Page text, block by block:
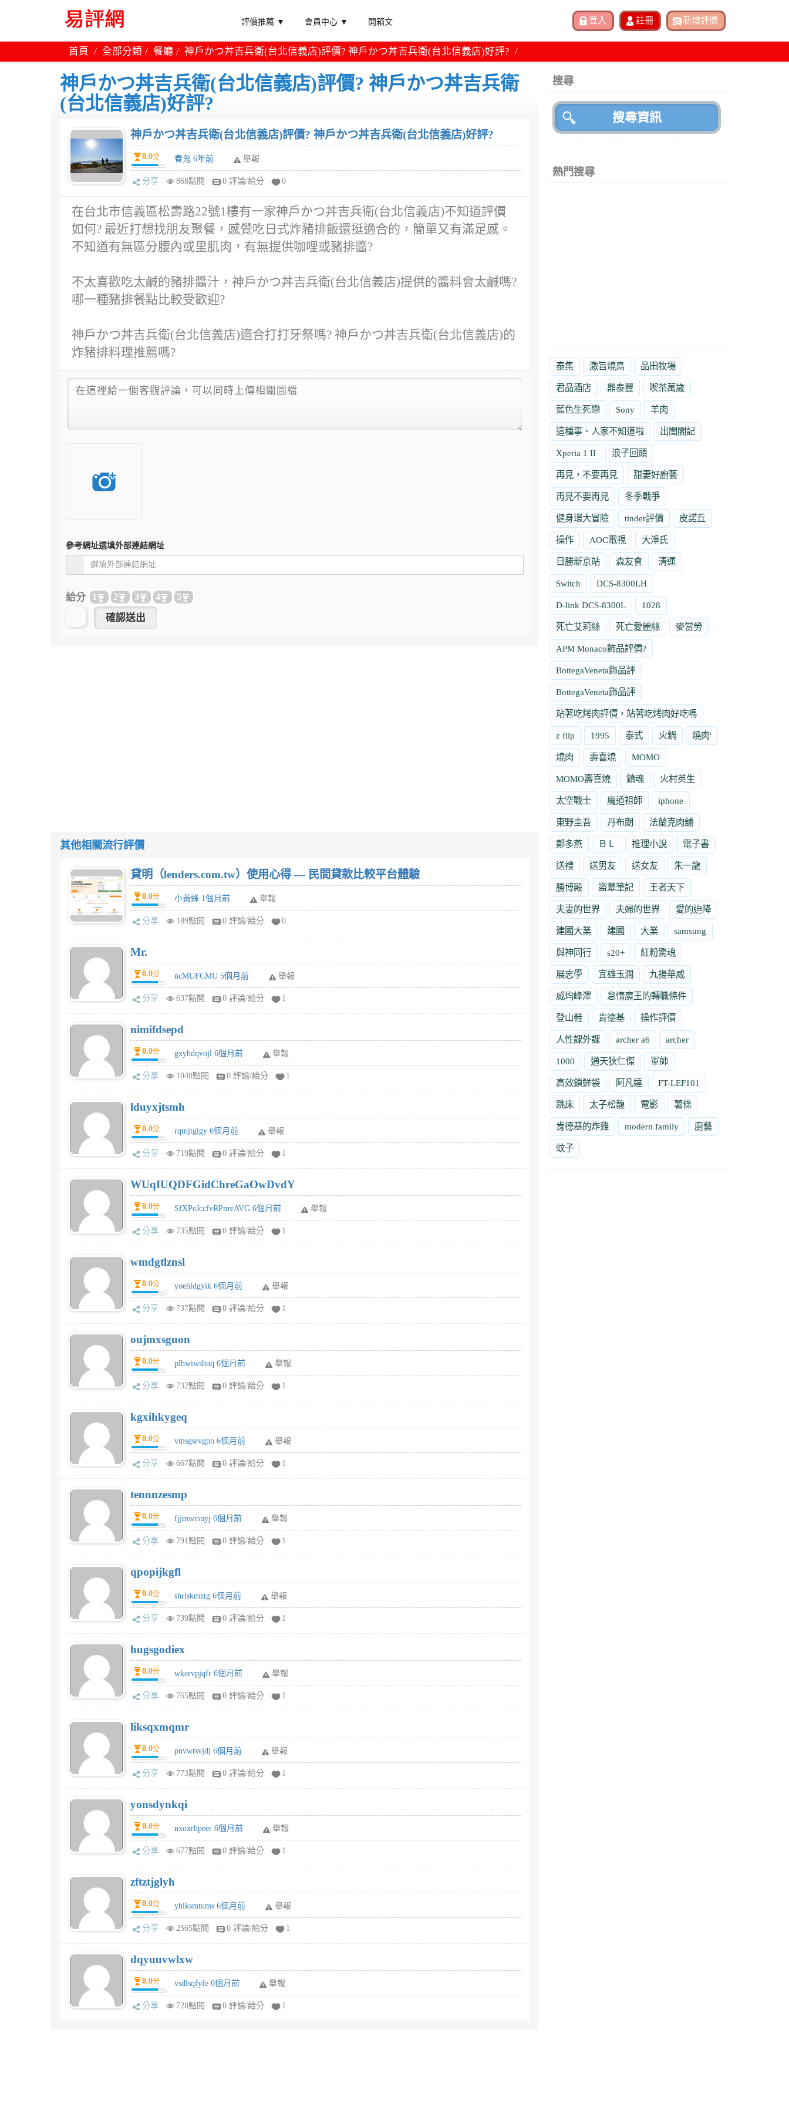
評價推薦 ▼ 會員中心 ▼ 開箱文
首頁 全部分類 餐廳 神戶かつ丼吉兵衛(台北信義店)評價? 神戶かつ丼吉兵衛(台北信義店)好評?
神戶かつ丼吉兵衛(台北信義店)評價? 神戶かつ丼吉兵衛
(台北信義店)好評?
神戶かつ丼吉兵衛(台北信義店)評價? 神戶かつ丼吉兵衛(台北信義店)好評?
0.0分 春鬼 6年前 舉報
分享 868點閱 0 評論/給分 0
在台北市信義區松壽路22號1樓有一家神戶かつ丼吉兵衛(台北信義店)不知道評價
如何? 最近打想找朋友聚餐，感覺吃日式炸豬排飯還挺適合的，簡單又有滿足感。
不知道有無區分腰內或里肌肉，有無提供咖哩或豬排醬?
不太喜歡吃太鹹的豬排醬汁，神戶かつ丼吉兵衛(台北信義店)提供的醬料會太鹹嗎?
哪一種豬排餐點比較受歡迎?
神戶かつ丼吉兵衛(台北信義店)適合打打牙祭嗎? 神戶かつ丼吉兵衛(台北信義店)的
炸豬排料理推薦嗎?
參考網址選填外部連結網址
給分 1 2 3 4 5
其他相關流行評價
貸明（lenders.com.tw）使用心得 — 民間貸款比較平台體驗
0.0分 小黃蜂 1個月前 舉報
分享 189點閱 0 評論/給分 0
Mr.
0.0分 ncMUFCMU 5個月前 舉報
分享 637點閱 0 評論/給分 1
nimifdsepd
0.0分 gxyhdqvojl 6個月前 舉報
分享 1040點閱 0 評論/給分 1
lduyxjtsmh
0.0分 rqtnjtglgy 6個月前 舉報
分享 719點閱 0 評論/給分 1
WUqIUQDFGidChreGaOwDvdY
0.0分 SfXPeJccfvRPmvAVG 6個月前 舉報
分享 735點閱 0 評論/給分 1
wmdgtlznsl
0.0分 yoehldgyik 6個月前 舉報
分享 737點閱 0 評論/給分 1
oujmxsguon
0.0分 plhwiwshuq 6個月前 舉報
分享 732點閱 0 評論/給分 1
kgxihkygeq
0.0分 vmsgsrvgpn 6個月前 舉報
分享 667點閱 0 評論/給分 1
tennnzesmp
0.0分 fjjmwrsuyj 6個月前 舉報
分享 791點閱 0 評論/給分 1
qpopijkgfl
0.0分 shrlskmztg 6個月前 舉報
分享 739點閱 0 評論/給分 1
hugsgodiex
0.0分 wkervpjqfr 6個月前 舉報
分享 765點閱 0 評論/給分 1
liksqxmqmr
0.0分 pnvwtsvjdj 6個月前 舉報
分享 773點閱 0 評論/給分 1
yonsdynkqi
0.0分 nxoxrhpeer 6個月前 舉報
分享 677點閱 0 評論/給分 1
zftztjglyh
0.0分 yhiksmtums 6個月前 舉報
分享 2565點閱 0 評論/給分 1
dqyuuvwlxw
0.0分 vsdlsqfyfe 6個月前 舉報
分享 728點閱 0 評論/給分 1
搜尋
熱門搜尋
泰集 激旨燒鳥 品田牧場
君品酒店 鼎泰豐 喫茶萬歲
藍色生死戀 Sony 羊肉
這種事、人家不知道啦 出閨閣記
Xperia 1 II 浪子回頭
再見，不要再見 甜妻好廚藝
再見不要再見 冬季戰爭
健身環大冒險 tinder評價 皮諾丘
操作 AOC電視 大淨氏
日勝新京站 森友會 清運
Switch DCS-8300LH
D-link DCS-8300L 1028
死亡艾莉絲 死亡愛麗絲 麥當勞
APM Monaco飾品評價?
BottegaVeneta飾品評
BottegaVeneta飾品評
站著吃烤肉評價，站著吃烤肉好吃嗎
z flip 1995 泰式 火鍋 燒肉'
燒肉 壽喜燒 MOMO
MOMO壽喜燒 鎮魂 火村英生
太空戰士 魔道祖師 iphone
東野圭吾 丹布朗 法蘭克肉舖
鄭多燕 ＢＬ 推理小說 電子書
送禮 送男友 送女友 朱一龍
勝博殿 盜墓筆記 王者天下
夫妻的世界 夫婦的世界 愛的迫降
建國大業 建國 大業 samsung
與神同行 s20+ 紅粉驚魂
展志學 宜雄玉潤 九揚華威
威均峰澤 怠惰魔王的轉職條件
登山鞋 肯德基 操作評價
人性課外課 archer a6 archer
1000 通天狄仁傑 軍師
高效鎖鮮袋 阿凡達 FT-LEF101
跳床 太子松馥 電影 薯條
肯德基的炸雞 modern family 廚藝
蚊子